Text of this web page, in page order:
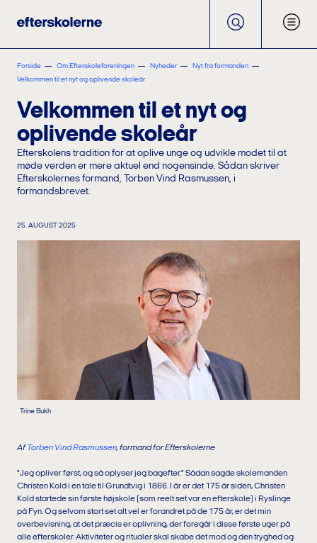
Forside Om Efterskoleforeningen Nyheder
Nyt fra formanden
Velkommen til et nyt og oplivende skoleår
Velkommen til et nyt og
oplivende skoleår
Efterskolens tradition for at oplive unge og udvikle modet til at
møde verden er mere aktuel end nogensinde. Sådan skriver
Efterskolernes formand, Torben Vind Rasmussen, i
formandsbrevet.
25. AUGUST 2025
Trine Bukh
AfTorben Vind Rasmussen, formand for Efterskolerne
"Jeg opliver først, og så oplyser jeg bagefter." Sådan sagde skolemanden
Christen Kold i en tale til Grundtvig i 1866. I år er det 175 år siden, Christen
Kold startede sin første højskole (som reelt set var en efterskole) i Ryslinge
på Fyn. Og selvom stort set alt vel er forandret på de 175 år, er det min
overbevisning, at det præcis er oplivning, der foregår i disse første uger på
alle efterskoler. Aktiviteter og ritualer skal skabe det mod og den tryghed og